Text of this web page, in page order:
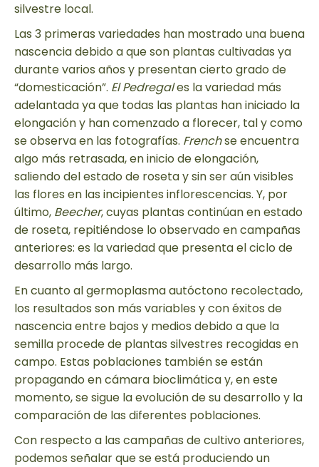
silvestre local.
Las 3 primeras variedades han mostrado una buena
nascencia debido a que son plantas cultivadas ya
durante varios años y presentan cierto grado de
“domesticación”. El Pedregales la variedad más
adelantada ya que todas las plantas han iniciado la
elongación y han comenzado a florecer, tal y como
se observa en las fotografías. Frenchse encuentra
algo más retrasada, en inicio de elongación,
saliendo del estado de roseta y sin ser aún visibles
las flores en las incipientes inflorescencias. Y, por
último, Beecher, cuyas plantas continúan en estado
de roseta, repitiéndose lo observado en campañas
anteriores: es la variedad que presenta el ciclo de
desarrollo más largo.
En cuanto al germoplasma autóctono recolectado,
los resultados son más variables y con éxitos de
nascencia entre bajos y medios debido a que la
semilla procede de plantas silvestres recogidas en
campo. Estas poblaciones también se están
propagando en cámara bioclimática y, en este
momento, se sigue la evolución de su desarrollo y la
comparación de las diferentes poblaciones.
Con respecto a las campañas de cultivo anteriores,
podemos señalar que se está produciendo un